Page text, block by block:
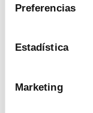
Preferencias
Estadística
Marketing